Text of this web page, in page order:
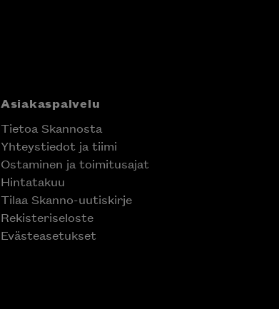
Asiakaspalvelu
Tietoa Skannosta
Yhteystiedot ja tiimi
Ostaminen ja toimitusajat
Hintatakuu
Tilaa Skanno-uutiskirje
Rekisteriseloste
Evästeasetukset